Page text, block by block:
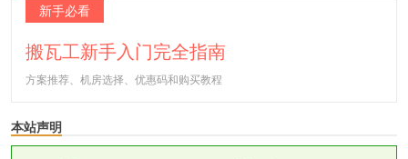
新手必看
搬瓦工新手入门完全指南
方案推荐、机房选择、优惠码和购买教程
本站声明